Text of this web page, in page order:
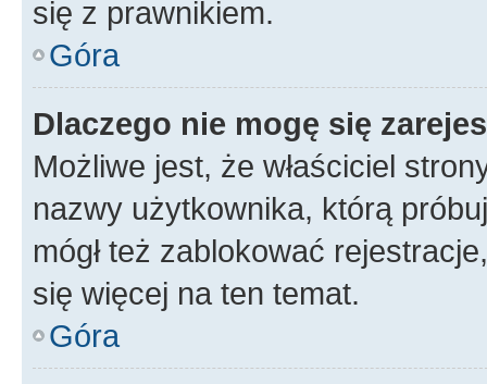
się z prawnikiem.
Góra
Dlaczego nie mogę się
Możliwe jest, że właściciel
nazwy użytkownika, którą
mógł też zablokować
się więcej na ten temat.
Góra